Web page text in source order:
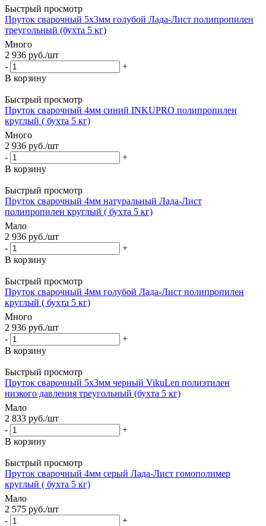
Быстрый просмотр
Пруток сварочный 5х3мм голубой Лада-Лист полипропилен
треугольный (бухта 5 кг)
Много
2 936 руб./шт
-
+
В корзину
Быстрый просмотр
Пруток сварочный 4мм синий INKUPRO полипропилен
круглый ( бухта 5 кг)
Много
2 936 руб./шт
-
+
В корзину
Быстрый просмотр
Пруток сварочный 4мм натуральный Лада-Лист
полипропилен круглый ( бухта 5 кг)
Мало
2 936 руб./шт
-
+
В корзину
Быстрый просмотр
Пруток сварочный 4мм голубой Лада-Лист полипропилен
круглый ( бухта 5 кг)
Много
2 936 руб./шт
-
+
В корзину
Быстрый просмотр
Пруток сварочный 5х3мм черный VikuLen полиэтилен
низкого давления треугольный (бухта 5 кг)
Мало
2 833 руб./шт
-
+
В корзину
Быстрый просмотр
Пруток сварочный 4мм серый Лада-Лист гомополимер
круглый ( бухта 5 кг)
Мало
2 575 руб./шт
-
+